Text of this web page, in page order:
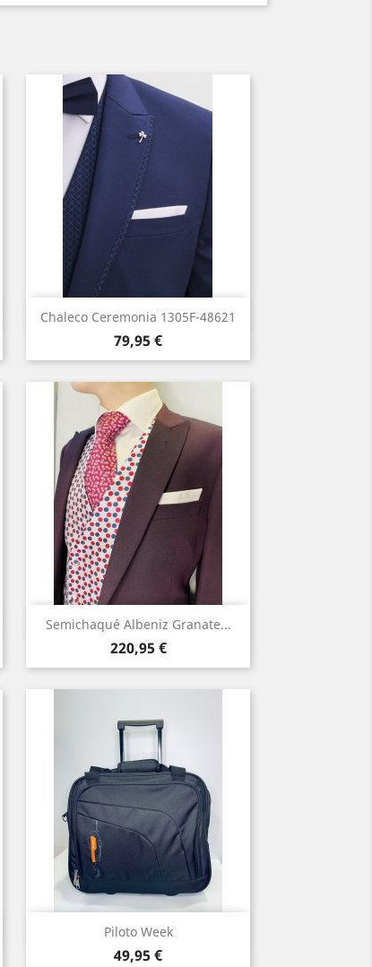
Chaleco Ceremonia 1305F-48621
Precio
79,95 €
Vista rápida
Semichaqué Albeniz Granate...
Precio
220,95 €
Vista rápida
Piloto Week
Precio
49,95 €
Vista rápida